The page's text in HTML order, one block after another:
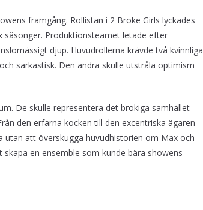
framgång. Rollistan i 2 Broke Girls lyckades
säsonger. Produktionsteamet letade efter
djup. Huvudrollerna krävde två kvinnliga
sarkastisk. Den andra skulle utstråla optimism
De skulle representera det brokiga samhället
den erfarna kocken till den excentriska ägaren
utan att överskugga huvudhistorien om Max och
en ensemble som kunde bära showens